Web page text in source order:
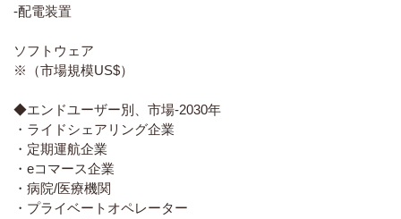
-配電装置
ソフトウェア
※（市場規模US$）
◆エンドユーザー別、市場-2030年
・ライドシェアリング企業
・定期運航企業
・eコマース企業
・病院/医療機関
・プライベートオペレーター